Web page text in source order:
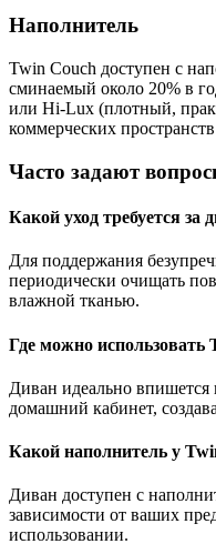
Наполнитель
Twin Couch доступен с
сминаемый около 20% в
или Hi-Lux (плотный,
коммерческих
Часто задают
Какой уход требуется за
Для поддержания
периодически очищать
влажной тканью.
Где можно использовать
Диван идеально
домашний кабинет,
Какой наполнитель у
Диван доступен с
зависимости от ваших
использовании.